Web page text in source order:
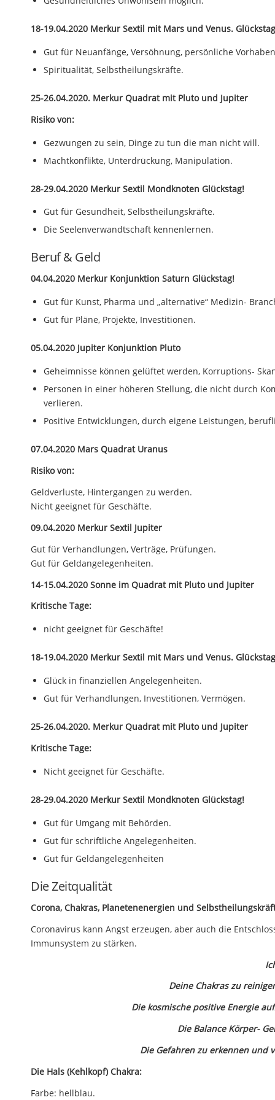
18-19.04.2020 Merkur Sextil mit Mars und Venus.
Gut für Neuanfänge, Versöhnung, persönliche
Spiritualität, Selbstheilungskräfte.
25-26.04.2020. Merkur Quadrat mit Pluto und Jupiter
Risiko von:
Gezwungen zu sein, Dinge zu tun die man nicht will.
Machtkonflikte, Unterdrückung, Manipulation.
28-29.04.2020 Merkur Sextil Mondknoten Glückstag!
Gut für Gesundheit, Selbstheilungskräfte.
Die Seelenverwandtschaft kennenlernen.
Beruf & Geld
04.04.2020 Merkur Konjunktion Saturn Glückstag!
Gut für Kunst, Pharma und „alternative“ Medizin-
Gut für Pläne, Projekte, Investitionen.
05.04.2020 Jupiter Konjunktion Pluto
Geheimnisse können gelüftet werden, Korruptions-
Personen in einer höheren Stellung, die nicht durch
verlieren.
Positive Entwicklungen, durch eigene Leistungen,
07.04.2020 Mars Quadrat Uranus
Risiko von:
Geldverluste, Hintergangen zu werden.
Nicht geeignet für Geschäfte.
09.04.2020 Merkur Sextil Jupiter
Gut für Verhandlungen, Verträge, Prüfungen.
Gut für Geldangelegenheiten.
14-15.04.2020 Sonne im Quadrat mit Pluto und Jupiter
Kritische Tage:
nicht geeignet für Geschäfte!
18-19.04.2020 Merkur Sextil mit Mars und Venus.
Glück in finanziellen Angelegenheiten.
Gut für Verhandlungen, Investitionen, Vermögen.
25-26.04.2020. Merkur Quadrat mit Pluto und Jupiter
Kritische Tage:
Nicht geeignet für Geschäfte.
28-29.04.2020 Merkur Sextil Mondknoten Glückstag!
Gut für Umgang mit Behörden.
Gut für schriftliche Angelegenheiten.
Gut für Geldangelegenheiten
Die Zeitqualität
Corona, Chakras, Planetenenergien und
Coronavirus kann Angst erzeugen, aber auch die
Immunsystem zu stärken.
Deine Chakras zu
Die kosmische positive Energie
Die Balance Körper-
Die Gefahren zu erkennen und
Die Hals (Kehlkopf) Chakra:
Farbe: hellblau.